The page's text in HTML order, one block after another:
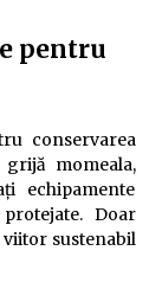
pentru
conservarea
momeala,
echipamente
Doar
sustenabil